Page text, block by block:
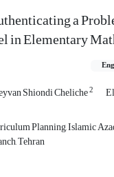
a
in Elementary
Shiondi Cheliche2
Planning, Islamic
Tehran